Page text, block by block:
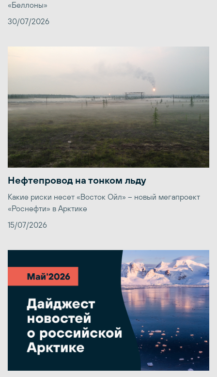
«Беллоны»
30/07/2026
Нефтепровод на тонком льду
Какие риски несет «Восток Ойл» – новый мегапроект
«Роснефти» в Арктике
15/07/2026